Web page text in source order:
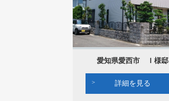
愛知県愛西市 Ｉ様邸
詳細を見る